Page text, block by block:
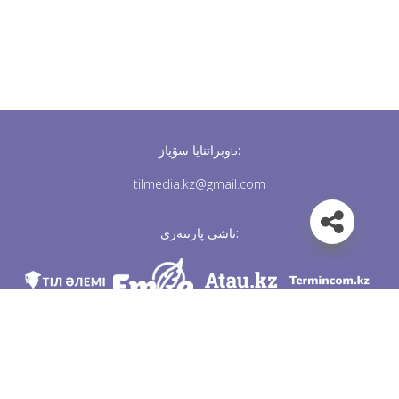
وبراتنايا سۆيازь:
tilmedia.kz@gmail.com
ناشي پارتنەرى: